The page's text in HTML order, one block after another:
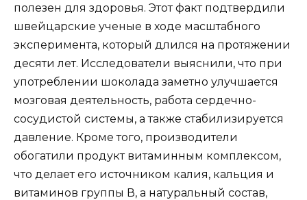
полезен для здоровья. Этот факт подтвердили
швейцарские ученые в ходе масштабного
эксперимента, который длился на протяжении
десяти лет. Исследователи выяснили, что при
употреблении шоколада заметно улучшается
мозговая деятельность, работа сердечно-
сосудистой системы, а также стабилизируется
давление. Кроме того, производители
обогатили продукт витаминным комплексом,
что делает его источником калия, кальция и
витаминов группы В, а натуральный состав,